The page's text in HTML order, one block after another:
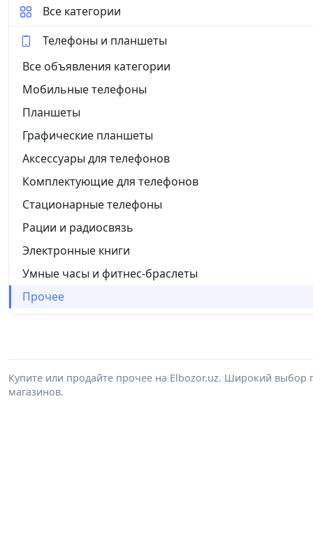
Все категории
Телефоны и планшеты
Все объявления категории
Мобильные телефоны
Планшеты
Графические планшеты
Аксессуары для телефонов
Комплектующие для телефонов
Стационарные телефоны
Рации и радиосвязь
Электронные книги
Умные часы и фитнес-браслеты
Прочее
Купите или продайте прочее на Elbozor.uz. Широкий
магазинов.